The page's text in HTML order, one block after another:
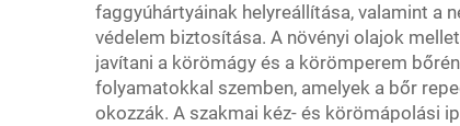
faggyúhártyáinak helyreállítása, valamint a
védelem biztosítása. A növényi olajok
javítani a körömágy és a körömperem
folyamatokkal szemben, amelyek a bőr
okozzák. A szakmai kéz- és körömápolási